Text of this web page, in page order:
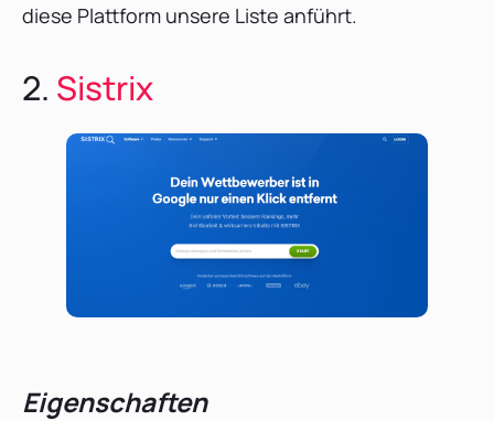
diese Plattform unsere Liste anführt.
2. Sistrix
Eigenschaften